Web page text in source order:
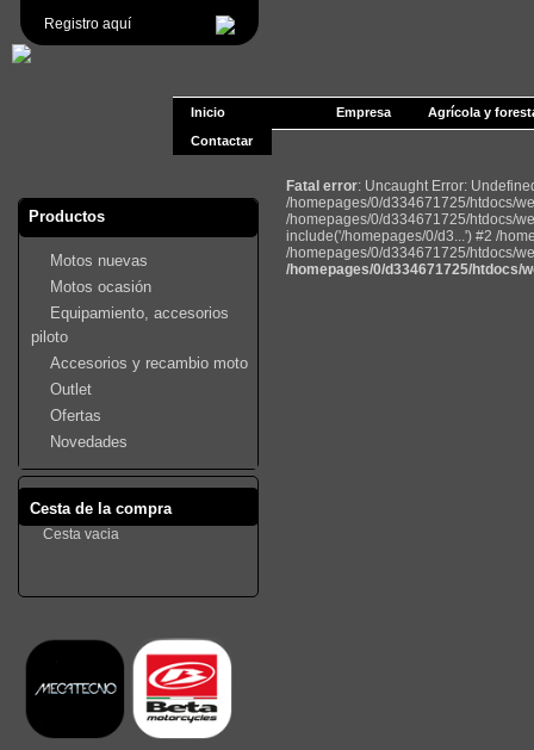
Registro aquí
Inicio Empresa
Agrícola y
Contactar
Productos
Motos nuevas
Motos ocasión
Equipamiento, accesorios
piloto
Accesorios y recambio moto
Outlet
Ofertas
Novedades
Cesta de la compra
Cesta vacia
Fatal error: Uncaught Error:
/homepages/0/d334671725/htdocs/
/homepages/0/d334671725/htdocs/
include('/homepages/0/d3...') #2 /
/homepages/0/d334671725/htdocs/
/homepages/0/d334671725/htdocs/